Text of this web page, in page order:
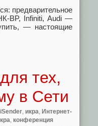
предварительное
BP, Infiniti, Audi —
— настоящие
тех,
в Сети
, икра, Интернет-
, конференция